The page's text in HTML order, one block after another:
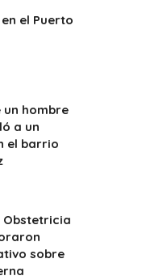
el Puerto
un hombre
a un
el barrio
Obstetricia
sobre